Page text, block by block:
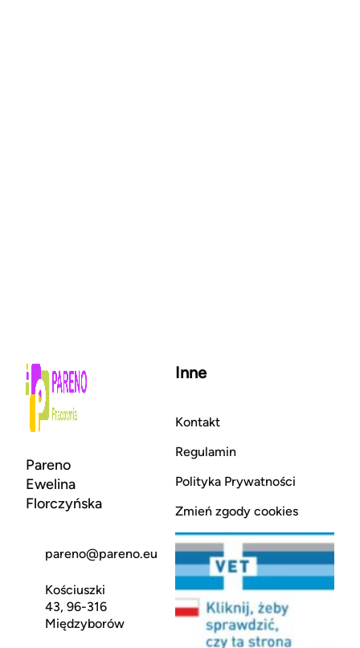
Pareno
Ewelina
Florczyńska
pareno@pareno.eu
Kościuszki
43, 96-316
Międzyborów
Inne
Kontakt
Regulamin
Polityka Prywatności
Zmień zgody cookies